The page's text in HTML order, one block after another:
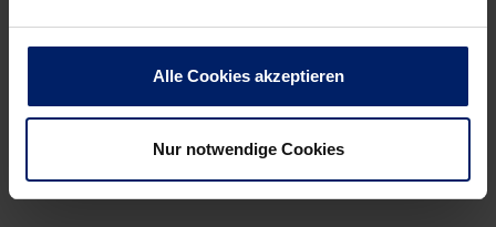
Alle Cookies akzeptieren
Nur notwendige Cookies
Dämpfer